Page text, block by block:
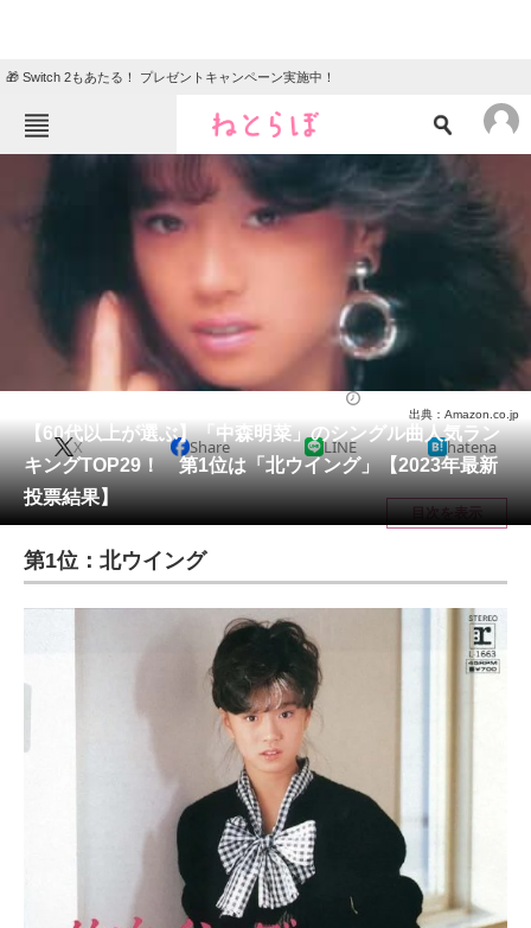
🎁 Switch 2もあたる！ プレゼントキャンペーン実施中！
ねとらぼメニュー
ニュース
クイズ
教育・育児
リサーチ
会員記事
メディア
注目記事を集めた総合ページ
ITの今と未来を見通す
スマホと通信の最新トレンド
進化するPCとデバイスの未来
好きが集まる 比べて選べる
ビジネスと働き方のヒント
AI活用のいまが分かる
企業ITのトレンドを詳説
【60代以上が選ぶ】「中森明菜」のシングル曲人気ラン
キングTOP29！ 第1位は「北ウイング」【2023年最新
投票結果】
出典：Amazon.co.jp
X Share LINE hatena
目次を表示
第1位：北ウイング